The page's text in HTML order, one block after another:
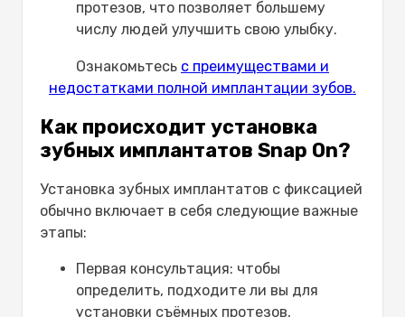
протезов, что позволяет большему
числу людей улучшить свою улыбку.
Ознакомьтесь с преимуществами и
недостатками полной имплантации зубов.
Как происходит установка
зубных имплантатов Snap On?
Установка зубных имплантатов с фиксацией
обычно включает в себя следующие важные
этапы:
Первая консультация: чтобы
определить, подходите ли вы для
установки съёмных протезов,